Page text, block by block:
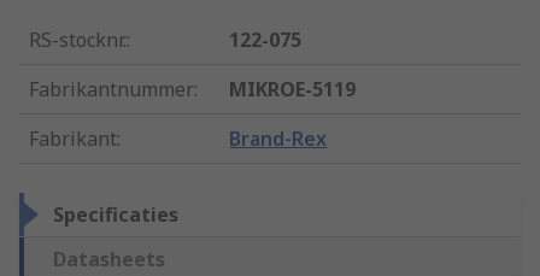
RS-stocknr.:
122-075
Fabrikantnummer:
MIKROE-5119
Fabrikant: Brand-Rex
Specificaties
Datasheets